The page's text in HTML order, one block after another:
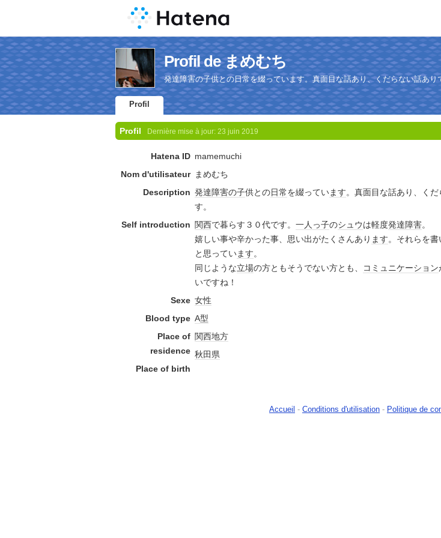
Profil de まめむち
発達障害の子供との日常を綴っています。真面目な話あり、くだらない話あり
Profil
Profil Dernière mise à jour: 23 juin 2019
Hatena ID mamemuchi
Nom d'utilisateur まめむち
Description 発達障害の子供との日常を綴っています。真面目な話あり、く
す。
Self introduction 関西で暮らす３０代です。 一人っ子のシュウは軽度発達障害。
嬉しい事や辛かった事、思い出がたくさんあり ます。それらを
と思っています。
同じような立場の方ともそうでない方とも、 コミュニケーション
いですね！
Sexe 女性
Blood type A型
Place of
residence
関西地方
Place of birth
秋田県
Accueil - Conditions d'utilisation - Politique de